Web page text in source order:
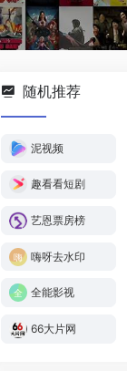
随机推荐
泥视频
趣看看短剧
艺恩票房榜
嗨呀去水印
全能影视
66大片网